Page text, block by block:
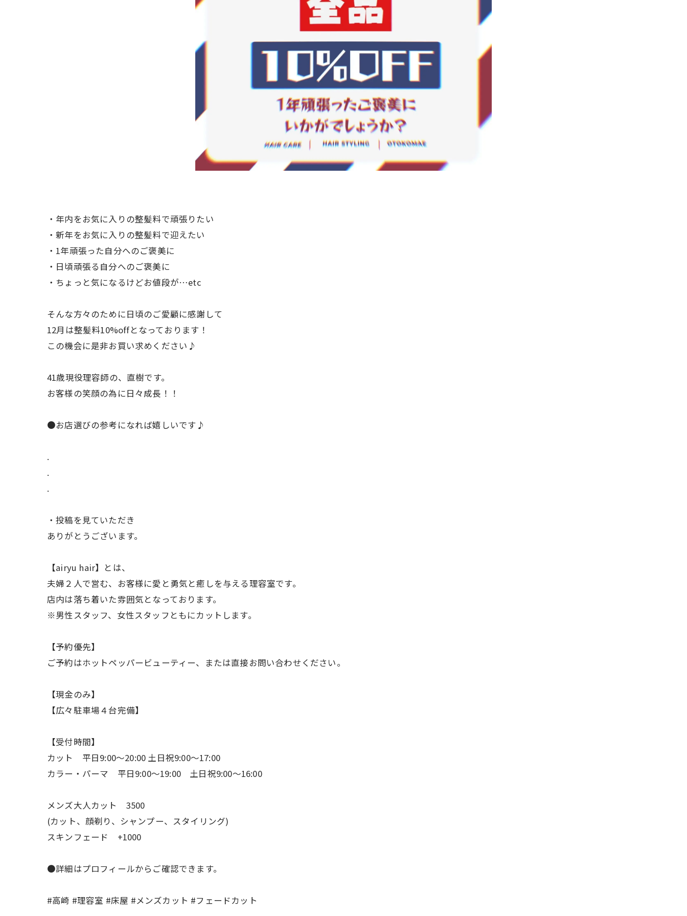
・年内をお気に入りの整髪料で頑張りたい
・新年をお気に入りの整髪料で迎えたい
・1年頑張った自分へのご褒美に
・日頃頑張る自分へのご褒美に
・ちょっと気になるけどお値段が…etc
そんな方々のために日頃のご愛顧に感謝して
12月は整髪料10%offとなっております！
この機会に是非お買い求めください♪
41歳現役理容師の、直樹です。
お客様の笑顔の為に日々成長！！
●お店選びの参考になれば嬉しいです♪
.
.
.
・投稿を見ていただき
ありがとうございます。
【airyu hair】とは、
夫婦２人で営む、お客様に愛と勇気と癒しを与える理容室です。
店内は落ち着いた雰囲気となっております。
※男性スタッフ、女性スタッフともにカットします。
【予約優先】
ご予約はホットペッパービューティー、または直接お問い合わせください。
【現金のみ】
【広々駐車場４台完備】
【受付時間】
カット 平日9:00〜20:00 土日祝9:00〜17:00
カラー・パーマ 平日9:00〜19:00 土日祝9:00〜16:00
メンズ大人カット 3500
(カット、顔剃り、シャンプー、スタイリング)
スキンフェード +1000
●詳細はプロフィールからご確認できます。
#高崎 #理容室 #床屋 #メンズカット #フェードカット